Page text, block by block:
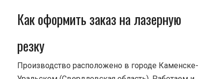
Как оформить заказ на лазерную
резку
Производство расположено в городе Каменске-